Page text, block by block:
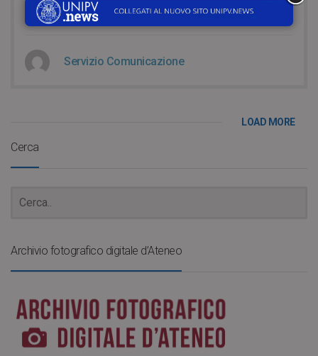
CONTINUA A LEGGERE
Servizio Comunicazione
LOAD MORE
Cerca
Archivio fotografico digitale d’Ateneo